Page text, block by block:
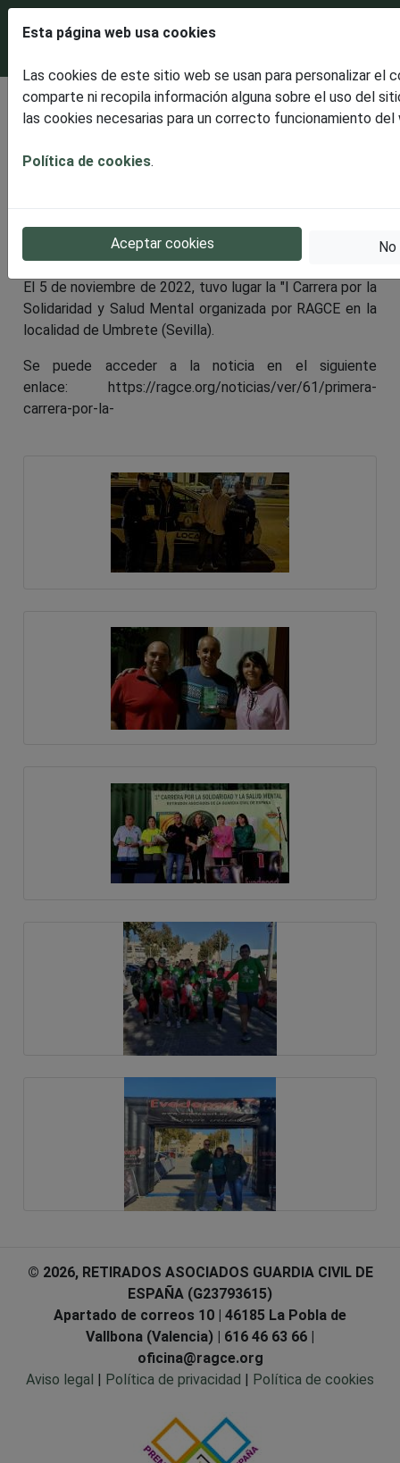
I CARRERA POR LA
MENTAL ORGANIZADA POR
UMBRETE (SEVILLA) 5
NOVIEMBRE 2022
El 5 de noviembre de 2022, tuvo lugar la "I Carrera por la
Solidaridad y Salud Mental organizada por RAGCE en la
localidad de Umbrete (Sevilla).
Se puede acceder a la noticia en el siguiente
enlace: https://ragce.org/noticias/ver/61/primera-
carrera-por-la-
Esta página web usa cookies
Las cookies de este sitio web se usan para personalizar el
comparte ni recopila información alguna sobre el uso del
las cookies necesarias para un correcto funcionamiento del
Política de cookies.
Aceptar cookies
© 2026, RETIRADOS ASOCIADOS GUARDIA CIVIL DE
ESPAÑA (G23793615)
Apartado de correos 10 | 46185 La Pobla de
Vallbona (Valencia) | 616 46 63 66 |
oficina@ragce.org
Aviso legal | Política de privacidad | Política de cookies